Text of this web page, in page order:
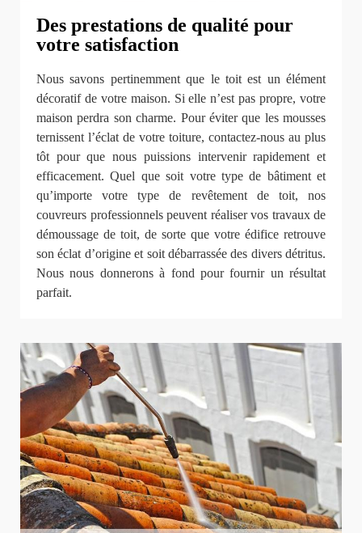
Des prestations de qualité pour
votre satisfaction
Nous savons pertinemment que le toit est un élément
décoratif de votre maison. Si elle n’est pas propre, votre
maison perdra son charme. Pour éviter que les mousses
ternissent l’éclat de votre toiture, contactez-nous au plus
tôt pour que nous puissions intervenir rapidement et
efficacement. Quel que soit votre type de bâtiment et
qu’importe votre type de revêtement de toit, nos
couvreurs professionnels peuvent réaliser vos travaux de
démoussage de toit, de sorte que votre édifice retrouve
son éclat d’origine et soit débarrassée des divers détritus.
Nous nous donnerons à fond pour fournir un résultat
parfait.